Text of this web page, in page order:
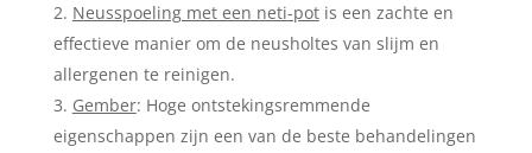
Neusspoeling met een neti-potis een zachte en
effectieve manier om de neusholtes van slijm en
allergenen te reinigen.
Gember: Hoge ontstekingsremmende
eigenschappen zijn een van de beste behandelingen